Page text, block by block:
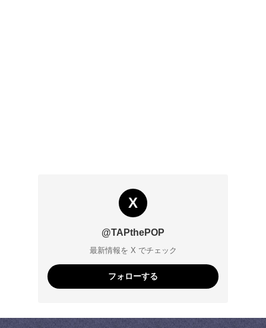
X
@TAPthePOP
最新情報を X でチェック
フォローする